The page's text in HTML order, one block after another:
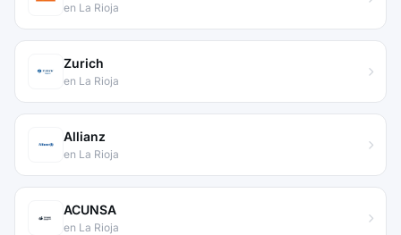
en La Rioja
Zurich
en La Rioja
Allianz
en La Rioja
ACUNSA
en La Rioja